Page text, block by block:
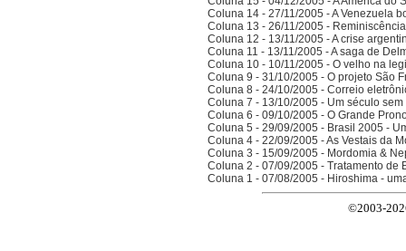
Coluna 14 - 27/11/2005 - A Venezuela
Coluna 13 - 26/11/2005 -
Coluna 12 - 13/11/2005 - A crise
Coluna 11 - 13/11/2005 - A saga de
Coluna 10 - 10/11/2005 - O velho na
Coluna 9 - 31/10/2005 - O projeto São
Coluna 8 - 24/10/2005 - Correio
Coluna 7 - 13/10/2005 - Um século
Coluna 6 - 09/10/2005 - O Grande
Coluna 5 - 29/09/2005 - Brasil 2005 -
Coluna 4 - 22/09/2005 - As Vestais da
Coluna 3 - 15/09/2005 - Mordomia &
Coluna 2 - 07/09/2005 - Tratamento de
Coluna 1 - 07/08/2005 - Hiroshima -
©2003-